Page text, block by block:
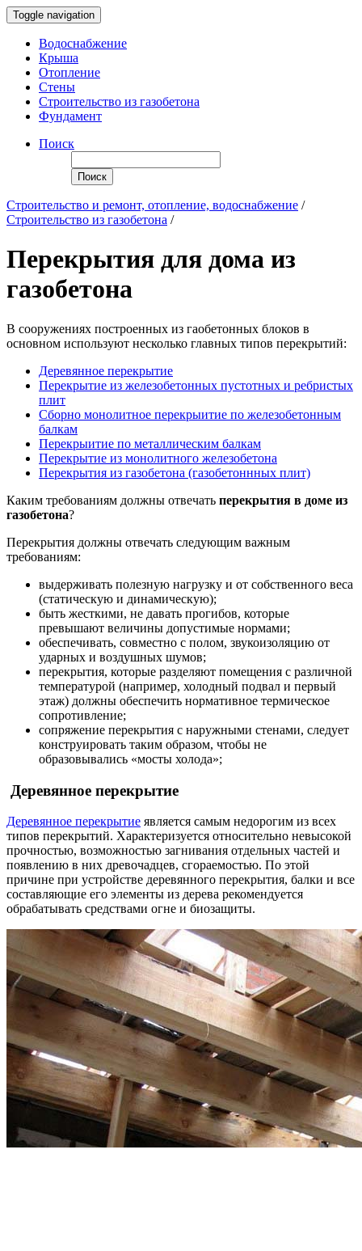
Toggle navigation
Водоснабжение
Крыша
Отопление
Стены
Строительство из газобетона
Фундамент
Поиск
Поиск
Строительство и ремонт, отопление, водоснабжение /
Строительство из газобетона /
Перекрытия для дома из
газобетона
В сооружениях построенных из гаобетонных блоков в
основном используют несколько главных типов перекрытий:
Деревянное перекрытие
Перекрытие из железобетонных пустотных и ребристых
плит
Сборно монолитное перекрыитие по железобетонным
балкам
Перекрыитие по металлическим балкам
Перекрытие из монолитного железобетона
Перекрытия из газобетона (газобетоннных плит)
Каким требованиям должны отвечать перекрытия в доме из
газобетона?
Перекрытия должны отвечать следующим важным
требованиям:
выдерживать полезную нагрузку и от собственного веса
(статическую и динамическую);
быть жесткими, не давать прогибов, которые
превышают величины допустимые нормами;
обеспечивать, совместно с полом, звукоизоляцию от
ударных и воздушных шумов;
перекрытия, которые разделяют помещения с различной
температурой (например, холодный подвал и первый
этаж) должны обеспечить нормативное термическое
сопротивление;
сопряжение перекрытия с наружными стенами, следует
конструировать таким образом, чтобы не
образовывались «мосты холода»;
Деревянное перекрытие
Деревянное перекрытие является самым недорогим из всех
типов перекрытий. Характеризуется относительно невысокой
прочностью, возможностью загнивания отдельных частей и
появлению в них древочадцев, сгораемостью. По этой
причине при устройстве деревянного перекрытия, балки и все
составляющие его элементы из дерева рекомендуется
обрабатывать средствами огне и биозащиты.